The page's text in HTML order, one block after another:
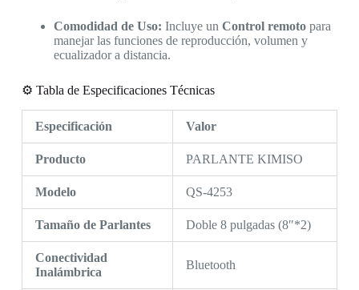
Comodidad de Uso: Incluye un Control remotopara
manejar las funciones de reproducción, volumen y
ecualizador a distancia.
⚙️ Tabla de Especificaciones Técnicas
Especificación Valor
Producto PARLANTE KIMISO
Modelo QS-4253
Tamaño de Parlantes Doble 8 pulgadas (8″*2)
Conectividad
Inalámbrica
Bluetooth